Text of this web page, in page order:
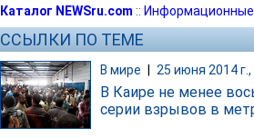
Каталог NEWSru.com :: Информационные
ССЫЛКИ ПО ТЕМЕ
В мире 25 июня 2014 г.,
В Каире не менее
серии взрывов в